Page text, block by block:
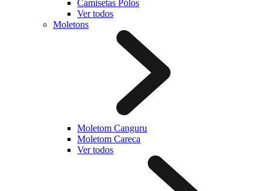
Camisetas Pólos
Ver todos
Moletons
Moletom Canguru
Moletom Careca
Ver todos